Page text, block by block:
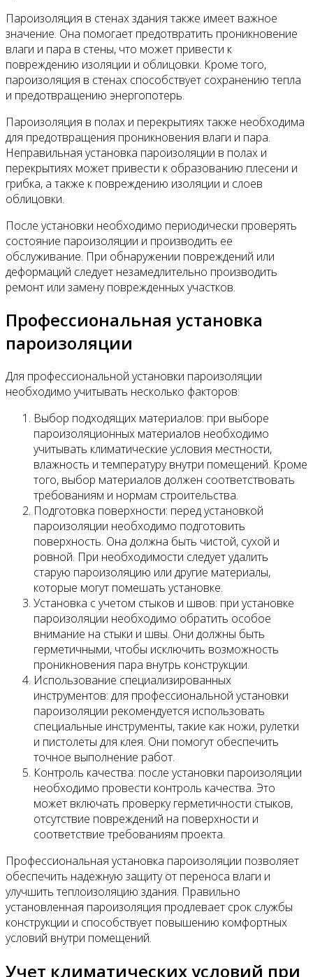
Пароизоляция в стенах здания также имеет важное
значение. Она помогает предотвратить проникновение
влаги и пара в стены, что может привести к
повреждению изоляции и облицовки. Кроме того,
пароизоляция в стенах способствует сохранению тепла
и предотвращению энергопотерь.
Пароизоляция в полах и перекрытиях также необходима
для предотвращения проникновения влаги и пара.
Неправильная установка пароизоляции в полах и
перекрытиях может привести к образованию плесени и
грибка, а также к повреждению изоляции и слоев
облицовки.
После установки необходимо периодически проверять
состояние пароизоляции и производить ее
обслуживание. При обнаружении повреждений или
деформаций следует незамедлительно производить
ремонт или замену поврежденных участков.
Профессиональная установка
пароизоляции
Для профессиональной установки пароизоляции
необходимо учитывать несколько факторов:
Выбор подходящих материалов: при выборе
пароизоляционных материалов необходимо
учитывать климатические условия местности,
влажность и температуру внутри помещений. Кроме
того, выбор материалов должен соответствовать
требованиям и нормам строительства.
Подготовка поверхности: перед установкой
пароизоляции необходимо подготовить
поверхность. Она должна быть чистой, сухой и
ровной. При необходимости следует удалить
старую пароизоляцию или другие материалы,
которые могут помешать установке.
Установка с учетом стыков и швов: при установке
пароизоляции необходимо обратить особое
внимание на стыки и швы. Они должны быть
герметичными, чтобы исключить возможность
проникновения пара внутрь конструкции.
Использование специализированных
инструментов: для профессиональной установки
пароизоляции рекомендуется использовать
специальные инструменты, такие как ножи, рулетки
и пистолеты для клея. Они помогут обеспечить
точное выполнение работ.
Контроль качества: после установки пароизоляции
необходимо провести контроль качества. Это
может включать проверку герметичности стыков,
отсутствие повреждений на поверхности и
соответствие требованиям проекта.
Профессиональная установка пароизоляции позволяет
обеспечить надежную защиту от переноса влаги и
улучшить теплоизоляцию здания. Правильно
установленная пароизоляция продлевает срок службы
конструкции и способствует повышению комфортных
условий внутри помещений.
Учет климатических условий при